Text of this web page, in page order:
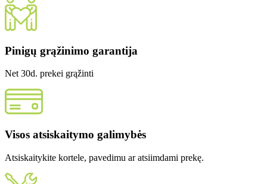
Pinigų grąžinimo garantija
Net 30d. prekei grąžinti
Visos atsiskaitymo galimybės
Atsiskaitykite kortele, pavedimu ar atsiimdami prekę.